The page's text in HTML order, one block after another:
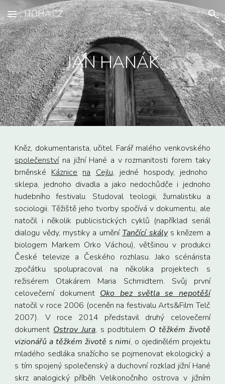
Skip to main content Skip to navigation
HOHA.CZ
JAN HANÁK
Kněz, dokumentarista, učitel. Farář malého venkovského
společenstvína jižní Hané a v rozmanitosti forem taky
brněnské Káznice na Cejlu, jedné hospody, jednoho
sklepa, jednoho divadla a jako nedochůdče i jednoho
hudebního festivalu. Studoval teologii, žurnalistiku a
sociologii. Těžiště jeho tvorby spočívá v dokumentu, ale
natočil i několik publicistických cyklů (například seriál
dialogu vědy, mystiky a umění Tančící skálys knězem a
biologem Markem Orko Váchou), většinou v produkci
České televize a Českého rozhlasu. Jako scénárista
zpočátku spolupracoval na několika projektech s
režisérem Otakárem Maria Schmidtem. Svůj první
celovečerní dokument Oko bez světla se nepotěší
natočil v roce 2006 (oceněn na festivalu Arts&Film Telč
2007). V roce 2014 představil druhý celovečerní
dokument Ostrov Jura, s podtitulem O těžkém životě
vizionářů a těžkém životě s nimi, o ojedinělém projektu
mladého sedláka snažícího se pojmenovat ekologický a
s tím spojený společenský a duchovní rozklad jižní Hané
skrz analogický příběh Velikonočního ostrova v jižním